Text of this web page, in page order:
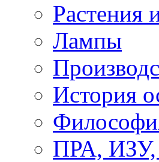
Растения
Лампы
История
ПРА,